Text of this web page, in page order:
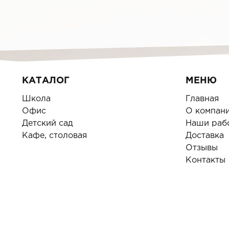
КАТАЛОГ
Школа
Офис
Детский сад
Кафе, столовая
МЕНЮ
Главная
О
Наши
Доставка
Отзывы
Контакты